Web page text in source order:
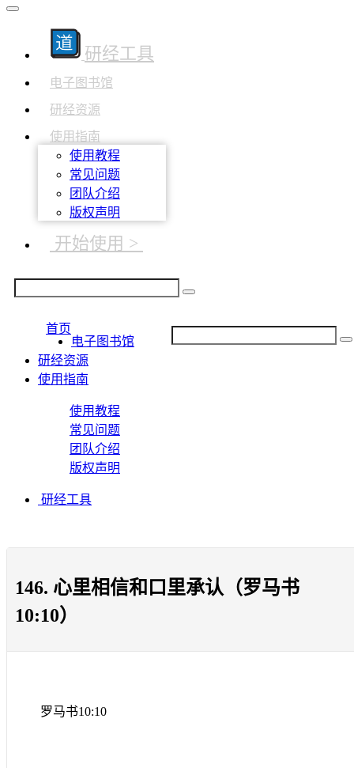
研经工具
电子图书馆
研经资源
使用指南
使用教程
常见问题
团队介绍
版权声明
开始使用 >
首页
电子图书馆
研经资源
使用指南
使用教程
常见问题
团队介绍
版权声明
研经工具
146. 心里相信和口里承认（罗马书
10:10）
罗马书10:10